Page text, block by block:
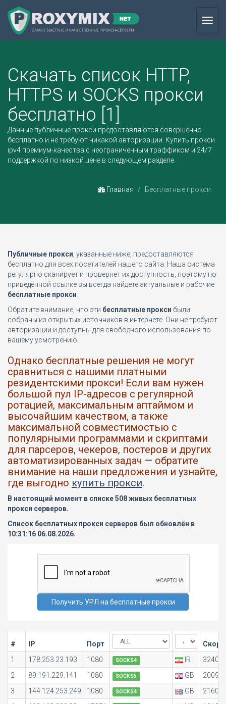
Скачать список HTTP,
HTTPS и SOCKS прокси
бесплатно [1]
Данные публичные прокси предоставляются совершенно
бесплатно и не требуют никакой авторизации. Купить прокси
ipv4 премиум-качества с неограниченным траффиком и 24/7
поддержкой по низкой цене в следующем разделе.
Главная Бесплатные прокси
Публичные прокси , указанные ниже, предоставляются
бесплатно для всех посетителей нашего сайта. Наша система
регулярно сканирует и проверяет их доступность, поэтому по
приведённой ссылке вы всегда найдете актуальные и рабочие
бесплатные прокси
Обратите внимание, что эти бесплатные прокси были
собраны из открытых источников в интернете. Они не требуют
авторизации и доступны для свободного использования по
вашему усмотрению.
Однако бесплатные решения не могут
сравниться с нашими платными
резидентскими прокси! Если вам нужен
большой пул IP-адресов с регулярной
ротацией, максимальным аптаймом и
высочайшим качеством, а также
максимальной совместимостью с
популярными программами и скриптами
для парсеров, чекеров, постеров и других
автоматизированных задач — обратите
внимание на наши предложения и узнайте,
где выгодно купить прокси.
В настоящий момент в списке 508 живых бесплатных
прокси серверов.
Список бесплатных прокси серверов был обновлён в
10:31:16 06.08.2026.
# IP Порт
1
178.253.23.193 1080 SOCKS4 IR
3240
2
89.191.229.141 1080 SOCKS5 GB
2009
3
144.124.253.249 1080 SOCKS4 GB
2160